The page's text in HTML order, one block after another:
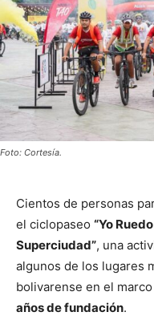
Foto: Cortesía.
Cientos de personas
el ciclopaseo “Yo
Superciudad”, una
algunos de los lugares
bolivarense en el
años de fundación.